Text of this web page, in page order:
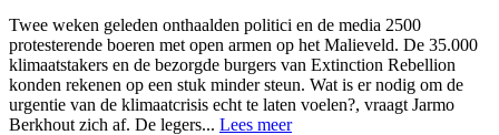
Twee weken geleden onthaalden politici en de media 2500
protesterende boeren met open armen op het Malieveld. De 35.000
klimaatstakers en de bezorgde burgers van Extinction Rebellion
konden rekenen op een stuk minder steun. Wat is er nodig om de
urgentie van de klimaatcrisis echt te laten voelen?, vraagt Jarmo
Berkhout zich af. De legers... Lees meer